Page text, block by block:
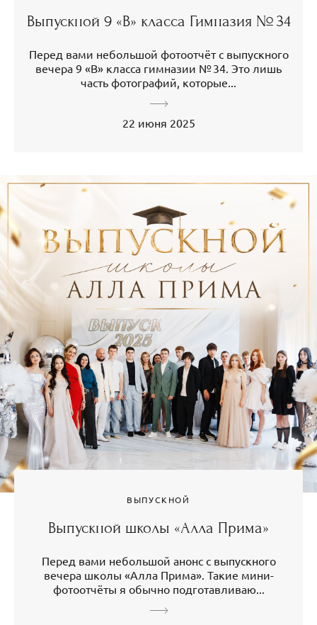
Выпускной 9 «В» класса Гимназия № 34
Перед вами небольшой фотоотчёт с выпускного
вечера 9 «В» класса гимназии № 34. Это лишь
часть фотографий, которые...
22 июня 2025
ВЫПУСКНОЙ
Выпускной школы «Алла Прима»
Перед вами небольшой анонс с выпускного
вечера школы «Алла Прима». Такие мини-
фотоотчёты я обычно подготавливаю...